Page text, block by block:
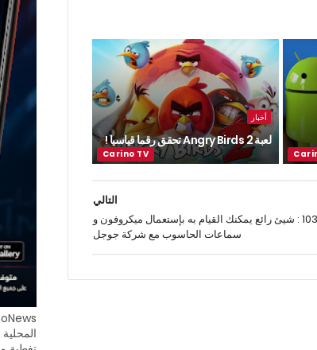
أخبار
لعبة Angry Birds 2 تحقق رقما قياسيا !
التالي
الحلقة 1035 : شيئ رائع يمكنك القيام به بإستعمال ميكروفون و
سماعات الحاسوب مع شركة جوجل